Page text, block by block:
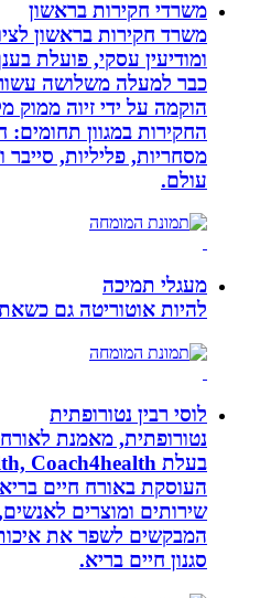
משרדי חקירות בראשון
משרד חקירות בראשון לציון.
ומודיעין עסקי, פועלת בענף
כבר למעלה משלושה עשורים,
הוקמה על ידי זיוה ממוק
החקירות במגוון תחומים:
מסחריות, פליליות, סייבר
עולם.
מעגלי תמיכה
להיות אוטוריטה גם כשאתם
לוסי רבין נטורופתית
נטורופתית, מאמנת לאורח
העוסקת באורח חיים בריא
שירותים ומוצרים לאנשים,
המבקשים לשפר את איכות
סגנון חיים בריא.